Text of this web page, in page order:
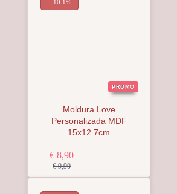
PROMO
Moldura Love
Personalizada MDF
15x12.7cm
€ 8,90
€ 9,90
− 10.1%